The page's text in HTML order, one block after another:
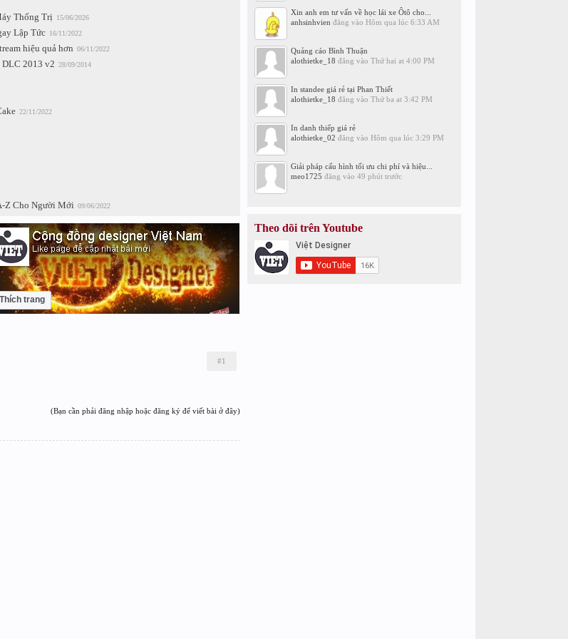
Thống Trị 15/06/2026
Lập Tức 16/11/2022
hiệu quả hơn 06/11/2022
2013 v2 28/09/2014
22/11/2022
Z Cho Người Mới 09/06/2022
Thích trang
#1
(Bạn cần phải đăng nhập hoặc đăng ký để viết bài ở đây)
Xin anh em tư vấn về học lái xe Ôtô cho...
anhsinhvien đăng vào Hôm qua lúc 6:33 AM
Quảng cáo Bình Thuận
alothietke_18 đăng vào Thứ hai at 4:00 PM
In standee giá rẻ tại Phan Thiết
alothietke_18 đăng vào Thứ ba at 3:42 PM
In danh thiếp giá rẻ
alothietke_02 đăng vào Hôm qua lúc 3:29 PM
Giải pháp cấu hình tối ưu chi phí và hiệu...
meo1725 đăng vào 49 phút trước
Theo dõi trên Youtube